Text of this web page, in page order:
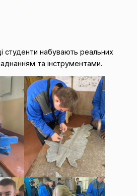
студенти набувають реальних
та інструментами.